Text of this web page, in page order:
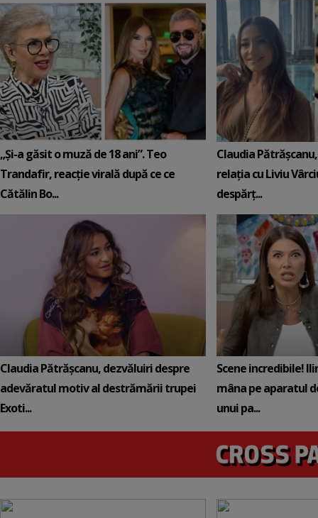
„Și-a găsit o muză de 18 ani”. Teo
Trandafir, reacție virală după ce ce
Cătălin Bo...
Claudia
relația cu Liviu
despărț...
Claudia Pătrășcanu, dezvăluiri despre
adevăratul motiv al destrămării trupei
Exoti...
Scene incredibile!
mâna pe aparatul
unui pa...